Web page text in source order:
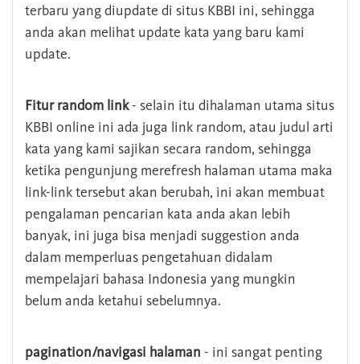
terbaru yang diupdate di situs KBBI ini, sehingga
anda akan melihat update kata yang baru kami
update.
Fitur random link- selain itu dihalaman utama situs
KBBI online ini ada juga link random, atau judul arti
kata yang kami sajikan secara random, sehingga
ketika pengunjung merefresh halaman utama maka
link-link tersebut akan berubah, ini akan membuat
pengalaman pencarian kata anda akan lebih
banyak, ini juga bisa menjadi suggestion anda
dalam memperluas pengetahuan didalam
mempelajari bahasa Indonesia yang mungkin
belum anda ketahui sebelumnya.
pagination/navigasi halaman - ini sangat penting